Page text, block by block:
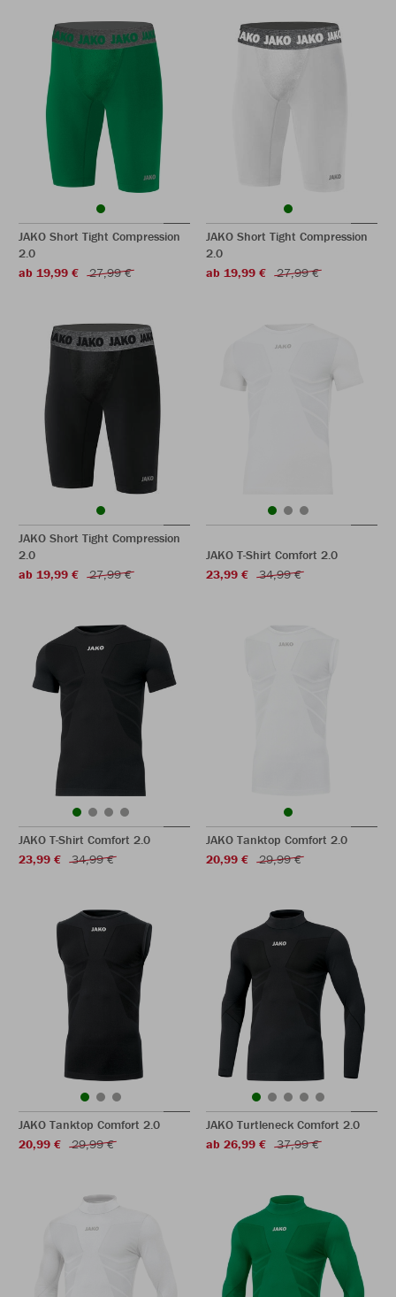
JAKO Short Tight Compression
2.0
ab 19,99 €
27,99 €
JAKO Short Tight Compression
2.0
ab 19,99 €
27,99 €
JAKO Short Tight Compression
2.0
ab 19,99 €
27,99 €
JAKO T-Shirt Comfort 2.0
23,99 €
34,99 €
JAKO T-Shirt Comfort 2.0
23,99 €
34,99 €
JAKO Tanktop Comfort 2.0
20,99 €
29,99 €
JAKO Tanktop Comfort 2.0
20,99 €
29,99 €
JAKO Turtleneck Comfort 2.0
ab 26,99 €
37,99 €